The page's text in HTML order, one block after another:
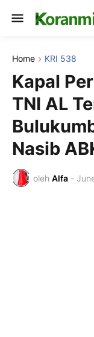
Home KRI 538
Kapal
TNI AL
Nasib
oleh Alfa -